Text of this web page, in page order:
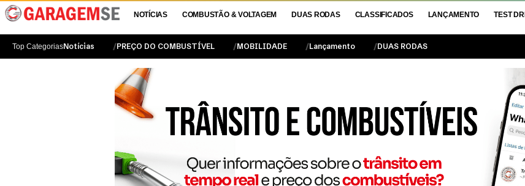
NOTÍCIAS COMBUSTÃO & VOLTAGEM DUAS RODAS CLASSIFICADOS LANÇAMENTO TEST
Top CategoriasNotícias PREÇO DO COMBUSTÍVEL MOBILIDADE Lançamento DUAS RODAS